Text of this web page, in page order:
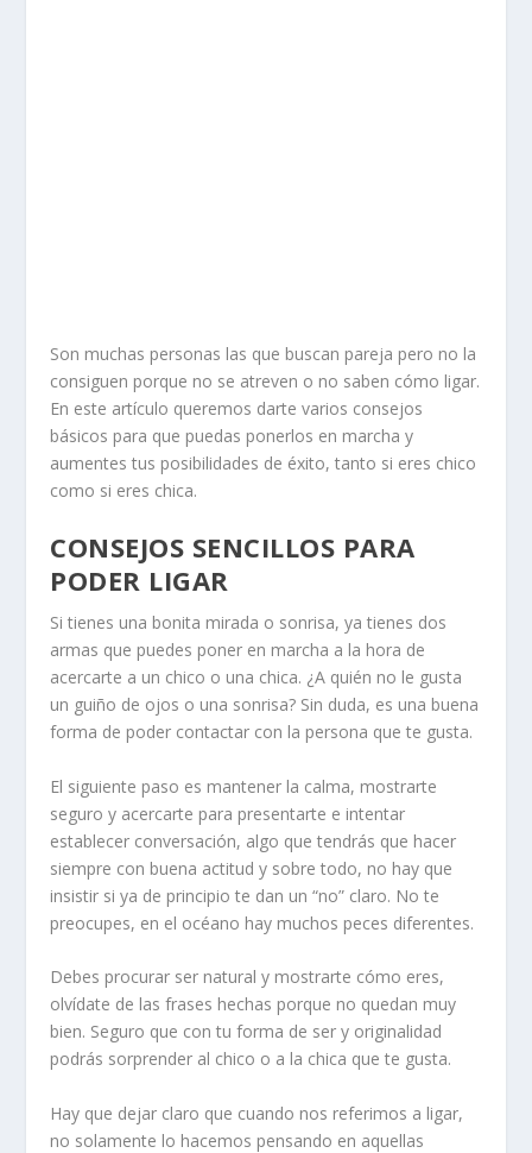
Son muchas personas las que buscan pareja pero no la
consiguen porque no se atreven o no saben cómo ligar.
En este artículo queremos darte varios consejos
básicos para que puedas ponerlos en marcha y
aumentes tus posibilidades de éxito, tanto si eres chico
como si eres chica.
CONSEJOS SENCILLOS PARA
PODER LIGAR
Si tienes una bonita mirada o sonrisa, ya tienes dos
armas que puedes poner en marcha a la hora de
acercarte a un chico o una chica. ¿A quién no le gusta
un guiño de ojos o una sonrisa? Sin duda, es una buena
forma de poder contactar con la persona que te gusta.
El siguiente paso es mantener la calma, mostrarte
seguro y acercarte para presentarte e intentar
establecer conversación, algo que tendrás que hacer
siempre con buena actitud y sobre todo, no hay que
insistir si ya de principio te dan un “no” claro. No te
preocupes, en el océano hay muchos peces diferentes.
Debes procurar ser natural y mostrarte cómo eres,
olvídate de las frases hechas porque no quedan muy
bien. Seguro que con tu forma de ser y originalidad
podrás sorprender al chico o a la chica que te gusta.
Hay que dejar claro que cuando nos referimos a ligar,
no solamente lo hacemos pensando en aquellas